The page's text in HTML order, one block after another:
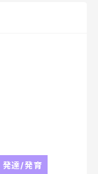
発達/発育